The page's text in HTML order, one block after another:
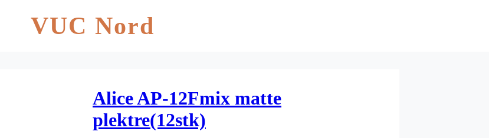
VUC Nord
Alice AP-12Fmix matte
plektre(12stk)